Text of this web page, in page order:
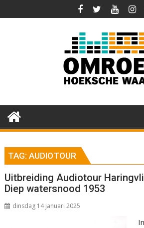
naar
TAG:AUDIOTOUR
Uitbreiding Audiotour
Diep watersnood 1953
dinsdag 14 januari 2025